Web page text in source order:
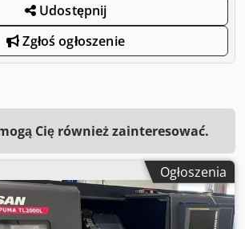
Udostępnij
Zgłoś ogłoszenie
Cię również zainteresować.
Ogłoszenia